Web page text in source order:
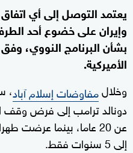
يعتمد التوصل إلى أي
وإيران على خضوع أحد
بشأن البرنامج النووي،
الأميركية.
وخلالمفاوضات إسلام آباد،
دونالد ترامب إلى فرض وقف
عن 20 عاما، بينما
إلى 5 سنوات فقط.